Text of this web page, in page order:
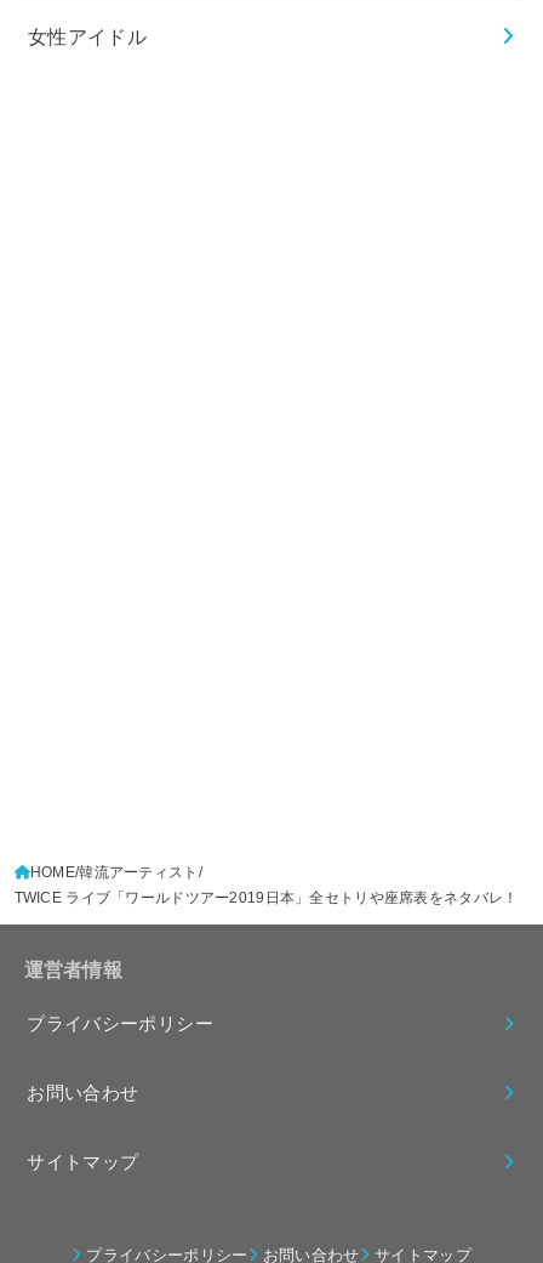
女性アイドル
HOME 韓流アーティスト
TWICE ライブ「ワールドツアー2019日本」全セトリや座席表をネタバレ！
運営者情報
プライバシーポリシー
お問い合わせ
サイトマップ
プライバシーポリシー お問い合わせ サイトマップ